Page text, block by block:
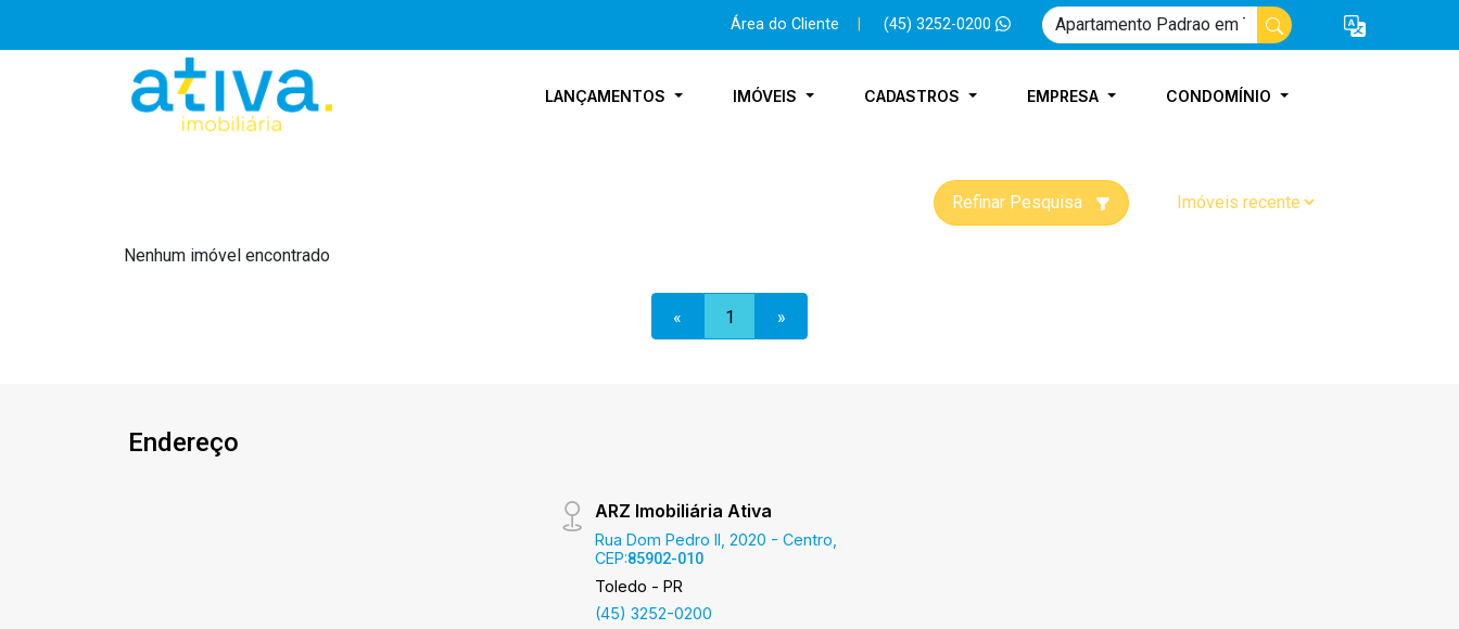
Área do Cliente (45) 3252-0200
LANÇAMENTOS IMÓVEIS CADASTROS EMPRESA CONDOMÍNIO
Refinar Pesquisa
Nenhum imóvel encontrado
« 1 »
Endereço
ARZ Imobiliária Ativa
Rua Dom Pedro II, 2020 - Centro,
CEP:85902-010
Toledo - PR
(45) 3252-0200